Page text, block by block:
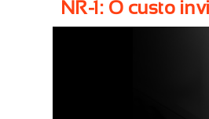
NR-1: O custo